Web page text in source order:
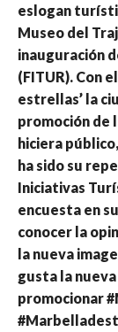
eslogan
Museo del
inauguración
(FITUR). Con
estrellas’ la
promoción de
hiciera
ha sido su
Iniciativas
encuesta en
conocer la
la nueva
gusta la
promocionar